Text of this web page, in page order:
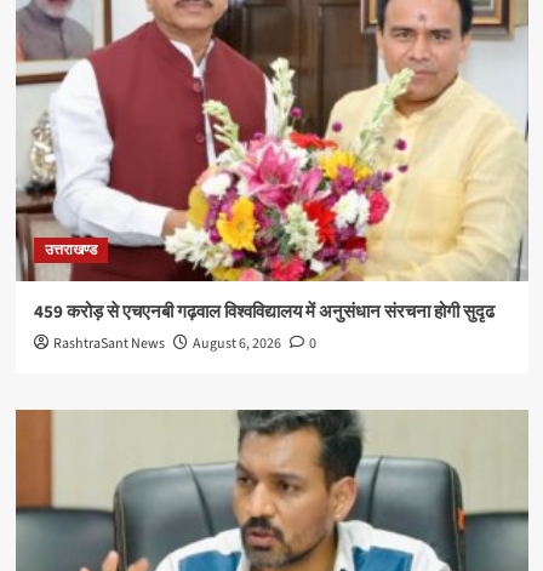
उत्तराखण्ड
459 करोड़ से एचएनबी गढ़वाल विश्वविद्यालय में अनुसंधान संरचना होगी सुदृढ
RashtraSant News August 6, 2026 0